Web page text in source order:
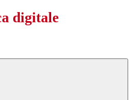
digitale